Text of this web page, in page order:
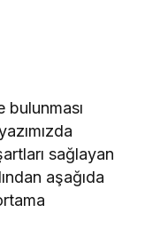
sağlayan
aşağıda